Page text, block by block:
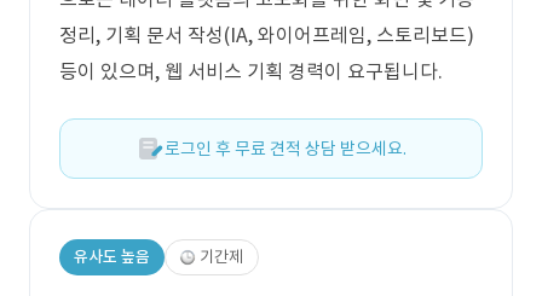
정리, 기획 문서 작성(IA, 와이어프레임, 스토리보드)
등이 있으며, 웹 서비스 기획 경력이 요구됩니다.
로그인 후 무료 견적 상담 받으세요.
유사도 높음 기간제